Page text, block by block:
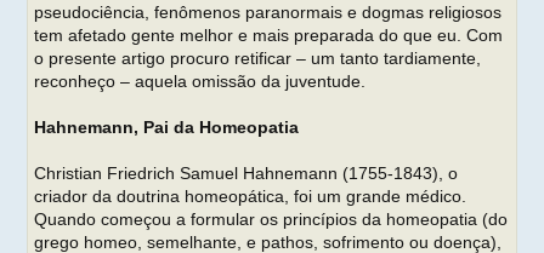
pseudociência, fenômenos paranormais e dogmas religiosos
tem afetado gente melhor e mais preparada do que eu. Com
o presente artigo procuro retificar – um tanto tardiamente,
reconheço – aquela omissão da juventude.
Hahnemann, Pai da Homeopatia
Christian Friedrich Samuel Hahnemann (1755-1843), o
criador da doutrina homeopática, foi um grande médico.
Quando começou a formular os princípios da homeopatia (do
grego homeo, semelhante, e pathos, sofrimento ou doença),